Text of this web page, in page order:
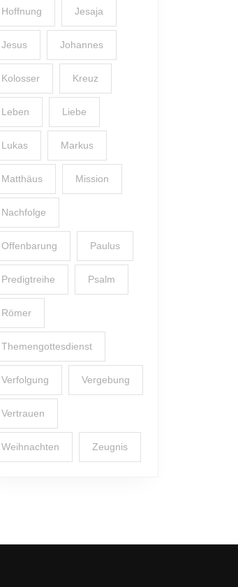
Hoffnung Jesaja
Jesus Johannes
Kolosser Kreuz
Leben Liebe
Lukas Markus
Matthäus Mission
Nachfolge
Offenbarung Paulus
Predigtreihe Psalm
Römer
Themengottesdienst
Verfolgung Vergebung
Vertrauen
Weihnachten Zeugnis